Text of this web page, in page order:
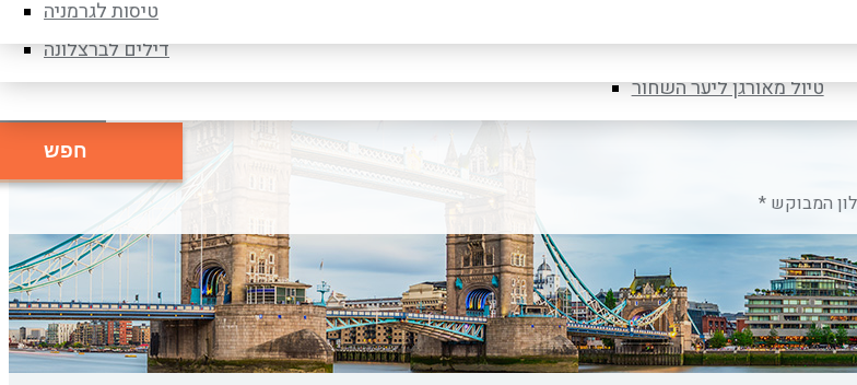
טיול מאורגן לספארי בטנזניה
טיול מאורגן ליער השחור
דילים לברלין
דילים לברצלונה
טיסות לגרמניה
חפש